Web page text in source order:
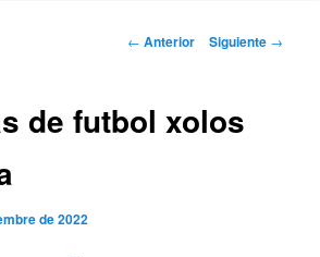
Navegación
← Anterior Siguiente →
de futbol xolos
de 2022